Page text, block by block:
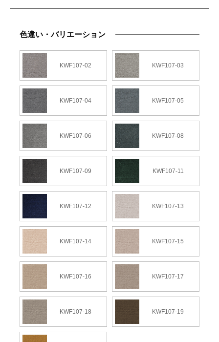
色違い・バリエーション
KWF107-02 KWF107-03
KWF107-04 KWF107-05
KWF107-06 KWF107-08
KWF107-09 KWF107-11
KWF107-12 KWF107-13
KWF107-14 KWF107-15
KWF107-16 KWF107-17
KWF107-18 KWF107-19